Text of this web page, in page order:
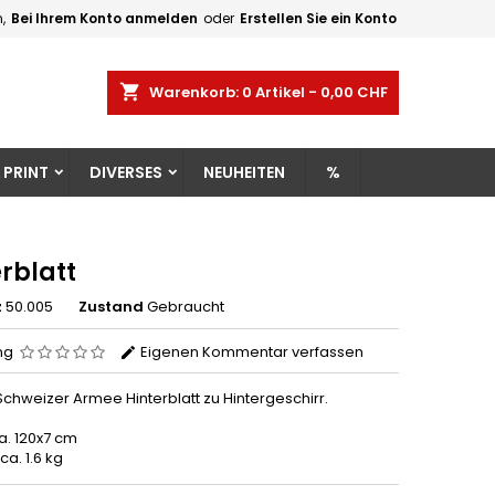
Bei Ihrem Konto anmelden oder Erstellen Sie ein Konto
shopping_cart Warenkorb: 0 Artikel - 0,00 CHF
DIVERSES NEUHEITEN %
50.005 Zustand Gebraucht
Eigenen Kommentar verfassen
Armee Hinterblatt zu Hintergeschirr.
120x7 cm
1.6 kg